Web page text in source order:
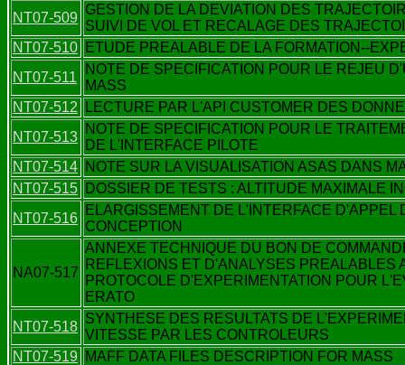
NT07-509
GESTION DE LA DEVIATION DES
SUIVI DE VOL ET RECALAGE DES
NT07-510 ETUDE PREALABLE DE LA FORMATION--
NT07-511
NOTE DE SPECIFICATION POUR LE REJEU
MASS
NT07-512
LECTURE PAR L'API CUSTOMER DES
NT07-513
NOTE DE SPECIFICATION POUR LE
DE L'INTERFACE PILOTE
NT07-514 NOTE SUR LA VISUALISATION ASAS DANS
NT07-515 DOSSIER DE TESTS : ALTITUDE MAXIMALE
NT07-516
ELARGISSEMENT DE L'INTERFACE D'APPEL
CONCEPTION
NA07-517
ANNEXE TECHNIQUE DU BON DE
REFLEXIONS ET D'ANALYSES PREALABLES
PROTOCOLE D'EXPERIMENTATION POUR
ERATO
NT07-518
SYNTHESE DES RESULTATS DE
VITESSE PAR LES CONTROLEURS
NT07-519 MAFF DATA FILES DESCRIPTION FOR MASS